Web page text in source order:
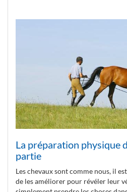
La préparation physique
partie
Les chevaux sont comme nous, il
de les améliorer pour révéler leur